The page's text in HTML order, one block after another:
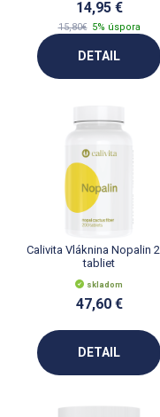
14,95 €
15,80€ 5% úspora
DETAIL
Calivita Vláknina Nopalin
tabliet
skladom
47,60 €
DETAIL